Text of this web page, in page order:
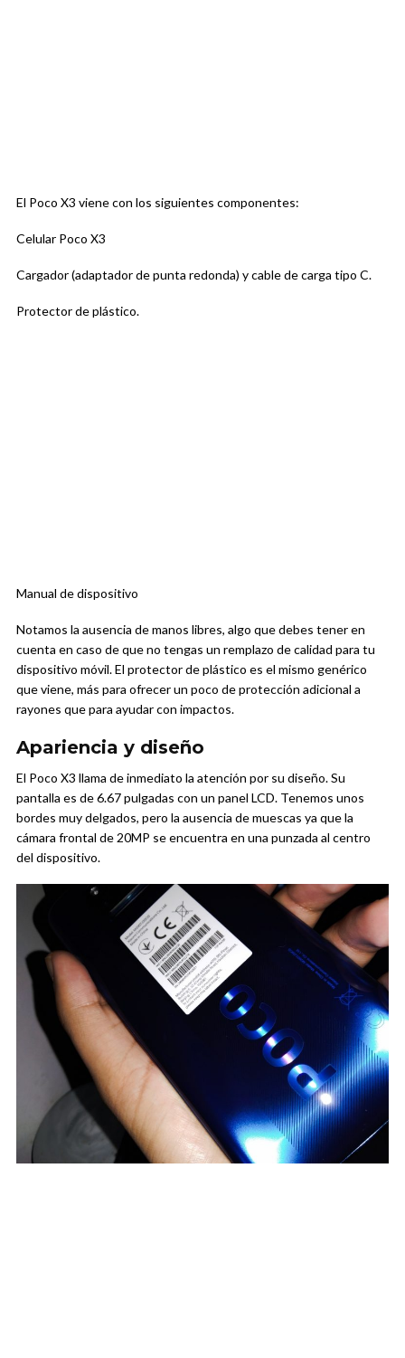
El Poco X3 viene con los siguientes componentes:
Celular Poco X3
Cargador (adaptador de punta redonda) y cable de carga tipo C.
Protector de plástico.
Manual de dispositivo
Notamos la ausencia de manos libres, algo que debes tener en
cuenta en caso de que no tengas un remplazo de calidad para tu
dispositivo móvil. El protector de plástico es el mismo genérico
que viene, más para ofrecer un poco de protección adicional a
rayones que para ayudar con impactos.
Apariencia y diseño
El Poco X3 llama de inmediato la atención por su diseño. Su
pantalla es de 6.67 pulgadas con un panel LCD. Tenemos unos
bordes muy delgados, pero la ausencia de muescas ya que la
cámara frontal de 20MP se encuentra en una punzada al centro
del dispositivo.